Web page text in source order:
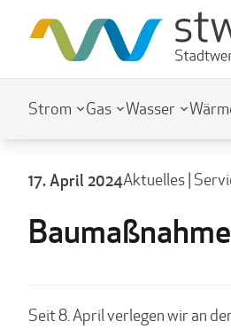
Strom Gas Wasser
17. April 2024Aktuelles|
Seit 8. April verlegen wir an